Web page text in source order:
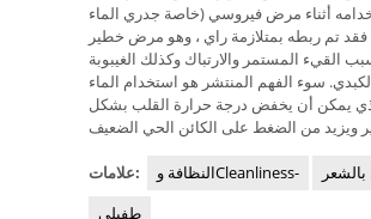
أثناء مرض فيروسي (خاصة جدري الماء
فقد تم ربطه بمتلازمة راي ، وهو مرض خطير
القيء المستمر والارتباك وكذلك الغيبوبة
سوء الفهم المنتشر هو استخدام الماء
يمكن أن يخفض درجة حرارة القلب بشكل
علامات: النظافة وCleanliness-
بالشعر
طفيلي